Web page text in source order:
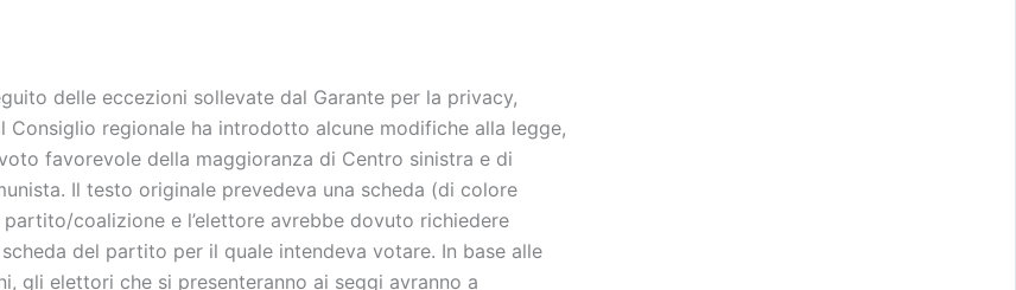
delle eccezioni sollevate dal Garante per la privacy,
Consiglio regionale ha introdotto alcune modifiche alla legge,
favorevole della maggioranza di Centro sinistra e di
Il testo originale prevedeva una scheda (di colore
coalizione e l’elettore avrebbe dovuto richiedere
del partito per il quale intendeva votare. In base alle
gli elettori che si presenteranno ai seggi avranno a